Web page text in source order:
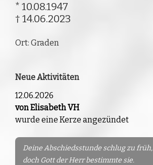
* 10.08.1947
† 14.06.2023
Ort: Graden
Neue Aktivitäten
12.06.2026
von Elisabeth VH
wurde eine Kerze angezündet
Deine Abschiedsstunde schlug zu früh,
doch Gott der Herr bestimmte sie.